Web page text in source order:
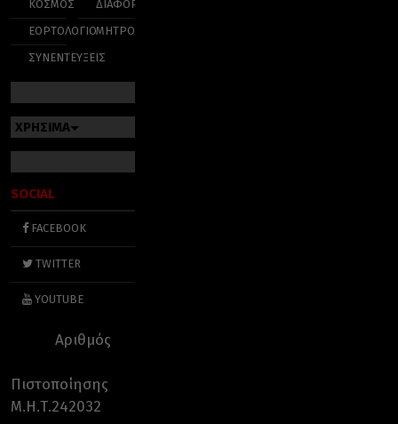
ΚΟΣΜΟΣ
ΕΟΡΤΟΛΟΓΙΟ
ΣΥΝΕΝΤΕΥΞΕΙΣ
ΔΙΑΦΟΡΑ
ΜΗΤΡΟΠΟΛΕΙΣ
ΧΡΗΣΙΜΑ
SOCIAL
FACEBOOK
TWITTER
YOUTUBE
Αριθμός
Πιστοποίησης
Μ.Η.Τ.242032